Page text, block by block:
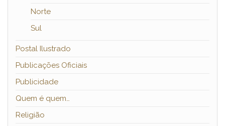
Norte
Sul
Postal Ilustrado
Publicações Oficiais
Publicidade
Quem é quem…
Religião